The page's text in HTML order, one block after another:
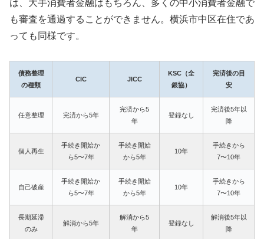
は、大手消費者金融はもちろん、多くの中小消費者金融で
も審査を通過することができません。横浜市中区在住であ
っても同様です。
債務整理
の種類
CIC JICC
KSC（全
銀協）
完済後の目
安
任意整理 完済から5年
完済から5
年
登録なし
完済後5年以
降
個人再生
手続き開始か
ら5〜7年
手続き開始
から5年
10年
手続きから
7〜10年
自己破産
手続き開始か
ら5〜7年
手続き開始
から5年
10年
手続きから
7〜10年
長期延滞
のみ
解消から5年
解消から5
年
登録なし
解消後5年以
降